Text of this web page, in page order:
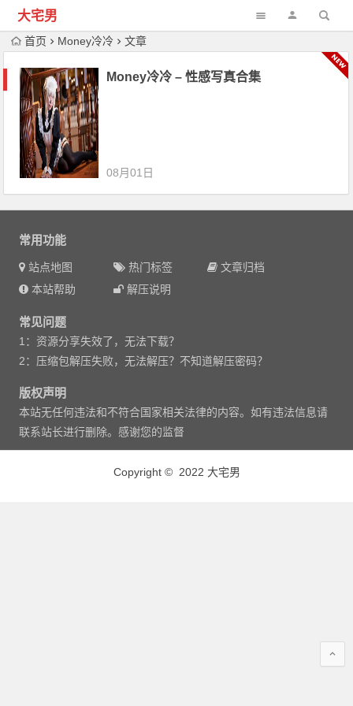
大宅男
首页 Money冷冷 文章
Money冷冷 – 性感写真合集
08月01日
常用功能
站点地图 热门标签
文章归档
本站帮助
解压说明
常见问题
1：资源分享失效了，无法下载？
2：压缩包解压失败，无法解压？不知道解压密码？
版权声明
本站无任何违法和不符合国家相关法律的内容。如有违法信息请
联系站长进行删除。感谢您的监督
Copyright © 2022 大宅男